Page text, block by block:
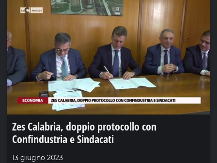
Zes Calabria, doppio protocollo con
Confindustria e Sindacati
13 giugno 2023